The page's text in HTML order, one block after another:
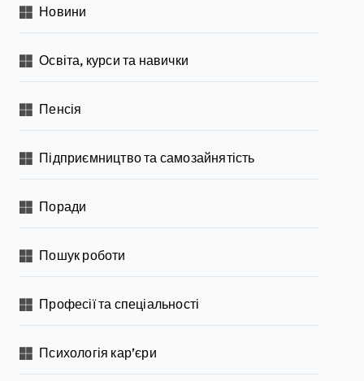
Новини
Освіта, курси та навички
Пенсія
Підприємництво та самозайнятість
Поради
Пошук роботи
Професії та спеціальності
Психологія кар’єри